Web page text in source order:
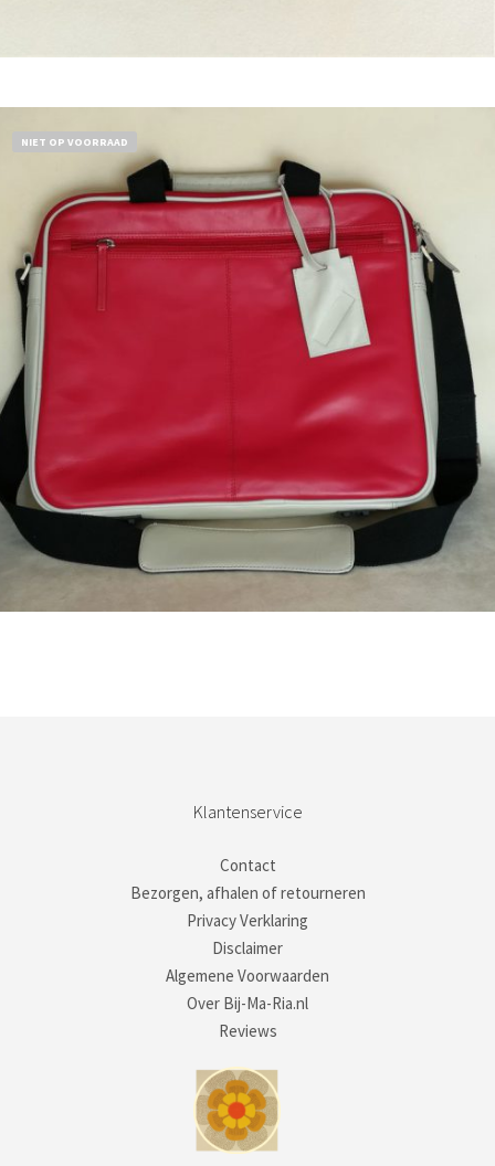
NIET OP VOORRAAD
Klantenservice
Contact
Bezorgen, afhalen of retourneren
Privacy Verklaring
Disclaimer
Algemene Voorwaarden
Over Bij-Ma-Ria.nl
Reviews